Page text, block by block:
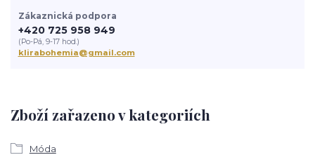
Zboží zařazeno v kategoriích
Móda
Zákaznická podpora
+420 725 958 949
(Po-Pá, 9-17 hod.)
klirabohemia@gmail.com